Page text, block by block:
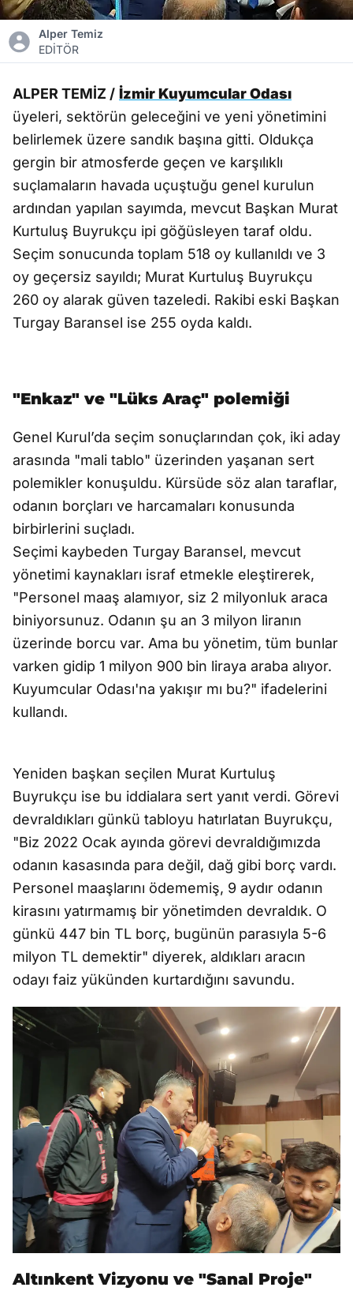
Alper Temiz
EDİTÖR
ALPER TEMİZ / İzmir Kuyumcular Odası
üyeleri, sektörün geleceğini ve yeni yönetimini
belirlemek üzere sandık başına gitti. Oldukça
gergin bir atmosferde geçen ve karşılıklı
suçlamaların havada uçuştuğu genel kurulun
ardından yapılan sayımda, mevcut Başkan Murat
Kurtuluş Buyrukçu ipi göğüsleyen taraf oldu.
Seçim sonucunda toplam 518 oy kullanıldı ve 3
oy geçersiz sayıldı; Murat Kurtuluş Buyrukçu
260 oy alarak güven tazeledi. Rakibi eski Başkan
Turgay Baransel ise 255 oyda kaldı.
"Enkaz" ve "Lüks Araç" polemiği
Genel Kurul’da seçim sonuçlarından çok, iki aday
arasında "mali tablo" üzerinden yaşanan sert
polemikler konuşuldu. Kürsüde söz alan taraflar,
odanın borçları ve harcamaları konusunda
birbirlerini suçladı.
Seçimi kaybeden Turgay Baransel, mevcut
yönetimi kaynakları israf etmekle eleştirerek,
"Personel maaş alamıyor, siz 2 milyonluk araca
biniyorsunuz. Odanın şu an 3 milyon liranın
üzerinde borcu var. Ama bu yönetim, tüm bunlar
varken gidip 1 milyon 900 bin liraya araba alıyor.
Kuyumcular Odası'na yakışır mı bu?" ifadelerini
kullandı.
Yeniden başkan seçilen Murat Kurtuluş
Buyrukçu ise bu iddialara sert yanıt verdi. Görevi
devraldıkları günkü tabloyu hatırlatan Buyrukçu,
"Biz 2022 Ocak ayında görevi devraldığımızda
odanın kasasında para değil, dağ gibi borç vardı.
Personel maaşlarını ödememiş, 9 aydır odanın
kirasını yatırmamış bir yönetimden devraldık. O
günkü 447 bin TL borç, bugünün parasıyla 5-6
milyon TL demektir" diyerek, aldıkları aracın
odayı faiz yükünden kurtardığını savundu.
Altınkent Vizyonu ve "Sanal Proje"